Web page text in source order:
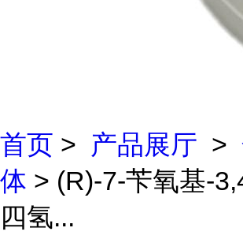
首页 > 产品展厅 >
体 > (R)-7-苄氧基-
四氢...